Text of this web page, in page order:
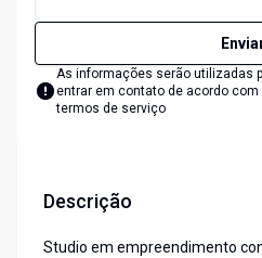
As informações serão utilizadas
entrar em contato de acordo com
termos de serviço
Descrição
Studio em empreendimento